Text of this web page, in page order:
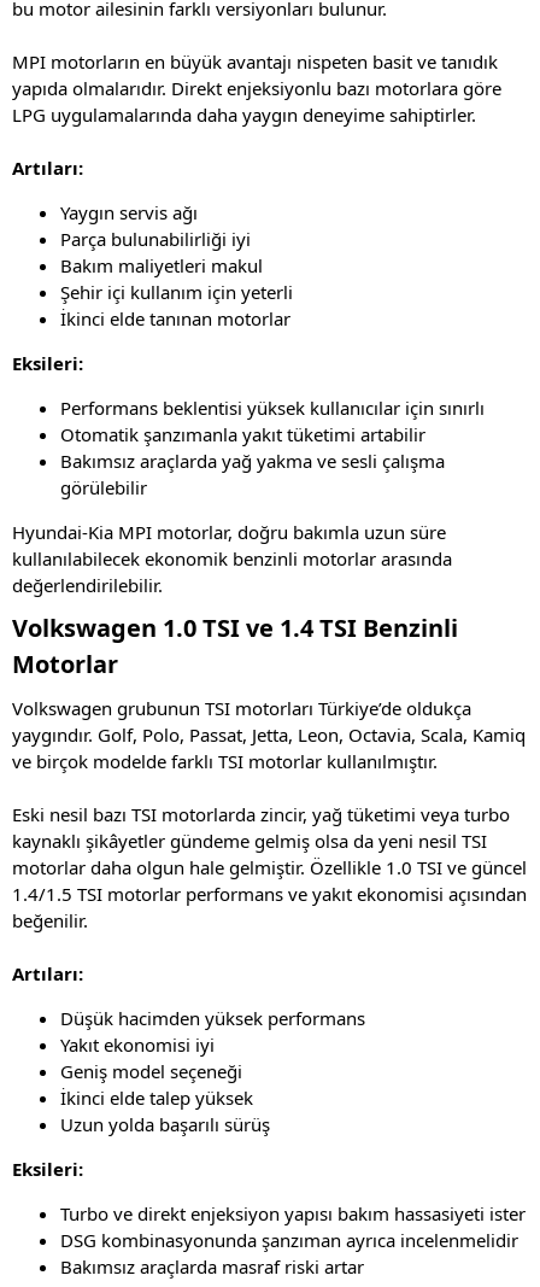
bu motor ailesinin farklı versiyonları bulunur.
MPI motorların en büyük avantajı nispeten basit ve tanıdık
yapıda olmalarıdır. Direkt enjeksiyonlu bazı motorlara göre
LPG uygulamalarında daha yaygın deneyime sahiptirler.
Artıları:
Yaygın servis ağı
Parça bulunabilirliği iyi
Bakım maliyetleri makul
Şehir içi kullanım için yeterli
İkinci elde tanınan motorlar
Eksileri:
Performans beklentisi yüksek kullanıcılar için sınırlı
Otomatik şanzımanla yakıt tüketimi artabilir
Bakımsız araçlarda yağ yakma ve sesli çalışma
görülebilir
Hyundai-Kia MPI motorlar, doğru bakımla uzun süre
kullanılabilecek ekonomik benzinli motorlar arasında
değerlendirilebilir.
Volkswagen 1.0 TSI ve 1.4 TSI Benzinli
Motorlar
Volkswagen grubunun TSI motorları Türkiye’de oldukça
yaygındır. Golf, Polo, Passat, Jetta, Leon, Octavia, Scala, Kamiq
ve birçok modelde farklı TSI motorlar kullanılmıştır.
Eski nesil bazı TSI motorlarda zincir, yağ tüketimi veya turbo
kaynaklı şikâyetler gündeme gelmiş olsa da yeni nesil TSI
motorlar daha olgun hale gelmiştir. Özellikle 1.0 TSI ve güncel
1.4/1.5 TSI motorlar performans ve yakıt ekonomisi açısından
beğenilir.
Artıları:
Düşük hacimden yüksek performans
Yakıt ekonomisi iyi
Geniş model seçeneği
İkinci elde talep yüksek
Uzun yolda başarılı sürüş
Eksileri:
Turbo ve direkt enjeksiyon yapısı bakım hassasiyeti ister
DSG kombinasyonunda şanzıman ayrıca incelenmelidir
Bakımsız araçlarda masraf riski artar